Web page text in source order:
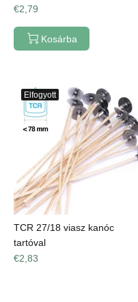
€2,79
Kosárba
Elfogyott
TCR 27/18 viasz kanóc
tartóval
€2,83